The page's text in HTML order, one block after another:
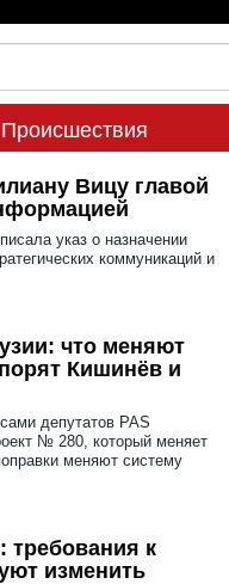
Происшествия
Вицу главой
указ о назначении
коммуникаций и
что меняют
Кишинёв и
депутатов PAS
№ 280, который меняет
меняют систему
требования к
изменить